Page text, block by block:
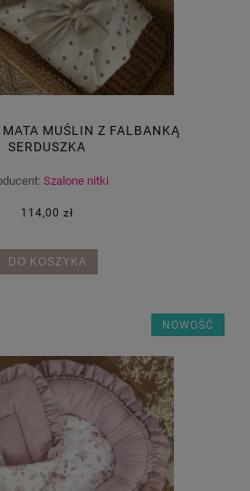
MUŚLIN Z FALBANKĄ
SERDUSZKA
Szalone nitki
114,00 zł
DO KOSZYKA
NOWOŚĆ